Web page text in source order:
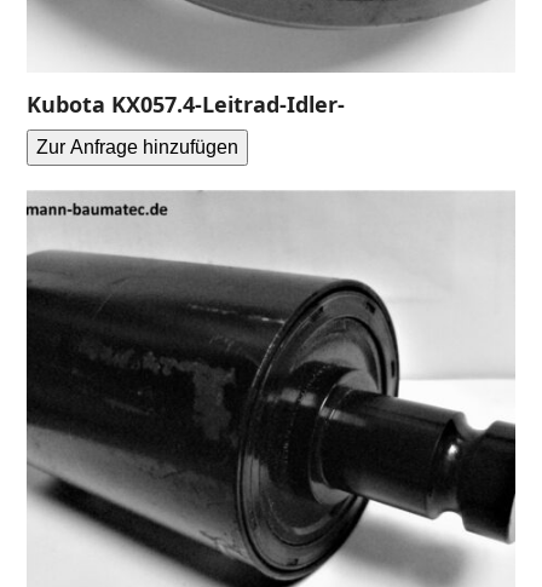
Kubota KX057.4-Leitrad-Idler-
Zur Anfrage hinzufügen